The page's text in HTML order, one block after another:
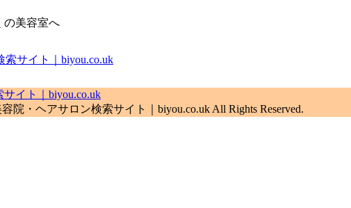
の美容室へ
索サイト｜biyou.co.uk
イト｜biyou.co.uk
院・ヘアサロン検索サイト｜biyou.co.uk All Rights Reserved.